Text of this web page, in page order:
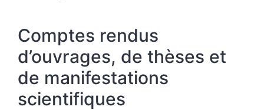
Comptes rendus
d’ouvrages, de thèses et
de manifestations
scientifiques